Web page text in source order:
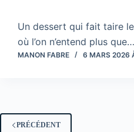
Un dessert qui fait taire
où l’on n’entend plus que…
MANON FABRE 6 MARS 2026
PRÉCÉDENT